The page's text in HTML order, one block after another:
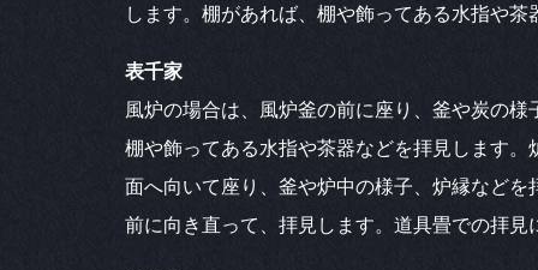
します。棚があれば、棚や飾ってある水指や茶
表千家
風炉の場合は、風炉釜の前に座り、釜や炭の様
棚や飾ってある水指や茶器などを拝見します。
面へ向いて座り、釜や炉中の様子、炉縁などを
前に向き直って、拝見します。道具畳での拝見